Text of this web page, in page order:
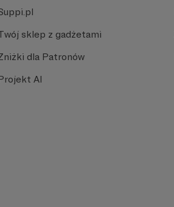
sklep z gadżetami
dla Patronów
AI